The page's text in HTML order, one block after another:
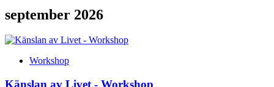
september 2026
Workshop
Känslan av Livet - Workshop